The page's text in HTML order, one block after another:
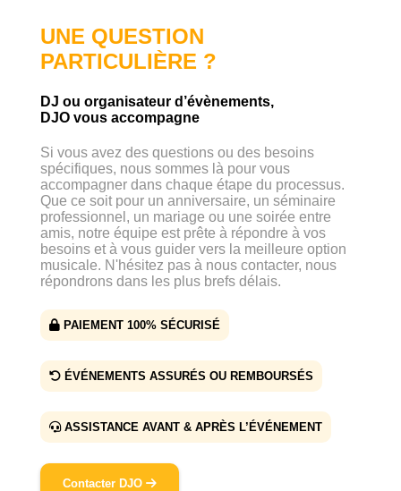
UNE QUESTION
PARTICULIÈRE ?
DJ ou organisateur d’évènements,
DJO vous accompagne
Si vous avez des questions ou des besoins
spécifiques, nous sommes là pour vous
accompagner dans chaque étape du processus.
Que ce soit pour un anniversaire, un séminaire
professionnel, un mariage ou une soirée entre
amis, notre équipe est prête à répondre à vos
besoins et à vous guider vers la meilleure option
musicale. N'hésitez pas à nous contacter, nous
répondrons dans les plus brefs délais.
PAIEMENT 100% SÉCURISÉ
ÉVÉNEMENTS ASSURÉS OU REMBOURSÉS
ASSISTANCE AVANT & APRÈS L’ÉVÉNEMENT
Contacter DJO